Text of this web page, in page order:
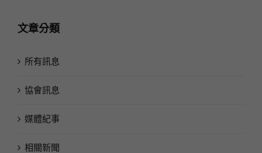
文章分類
所有訊息
協會訊息
媒體紀事
相關新聞